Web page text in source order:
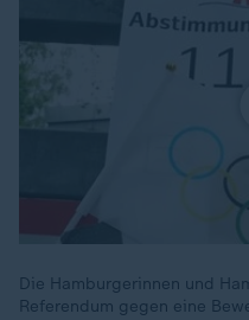
Die Hamburgerinnen und
Referendum gegen eine